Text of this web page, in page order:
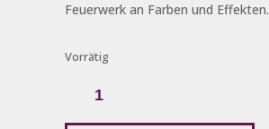
Feuerwerk an Farben und Effekten.
Vorrätig
Cowboy